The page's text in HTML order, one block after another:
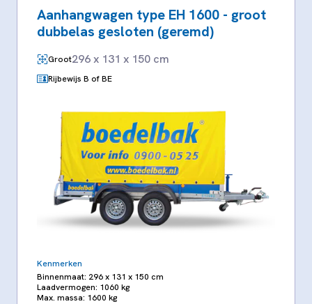
Aanhangwagen type EH 1600 - groot
dubbelas gesloten (geremd)
Groot296 x 131 x 150 cm
Rijbewijs B of BE
Kenmerken
Binnenmaat: 296 x 131 x 150 cm
Laadvermogen: 1060 kg
Max. massa: 1600 kg